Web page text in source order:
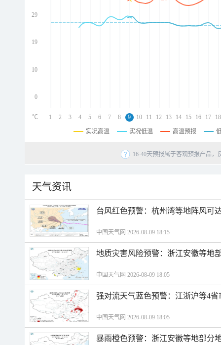
29
19
10
0
1 2 3 4 5 6 7 8 9 10 11 12 13 14 15 16 17 18
℃
实况高温 实况低温 高温预报
16-40天预报属于客观预报产品
天气资讯
台风红色预警：杭州湾等地阵风可
中国天气网 2026-08-09 18:15
地质灾害风险预警：浙江安徽等地
中国天气网 2026-08-09 18:05
强对流天气蓝色预警：江浙沪等4
中国天气网 2026-08-09 18:05
暴雨橙色预警：浙江安徽等地部分